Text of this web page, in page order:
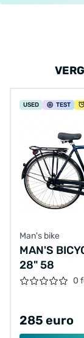
USED TEST
Man's bike
MAN'S
28" 58
0
285 euro